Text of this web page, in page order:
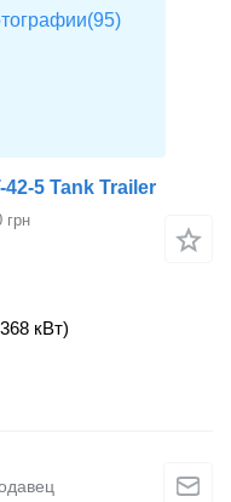
5 Tank Trailer
грн
кВт)